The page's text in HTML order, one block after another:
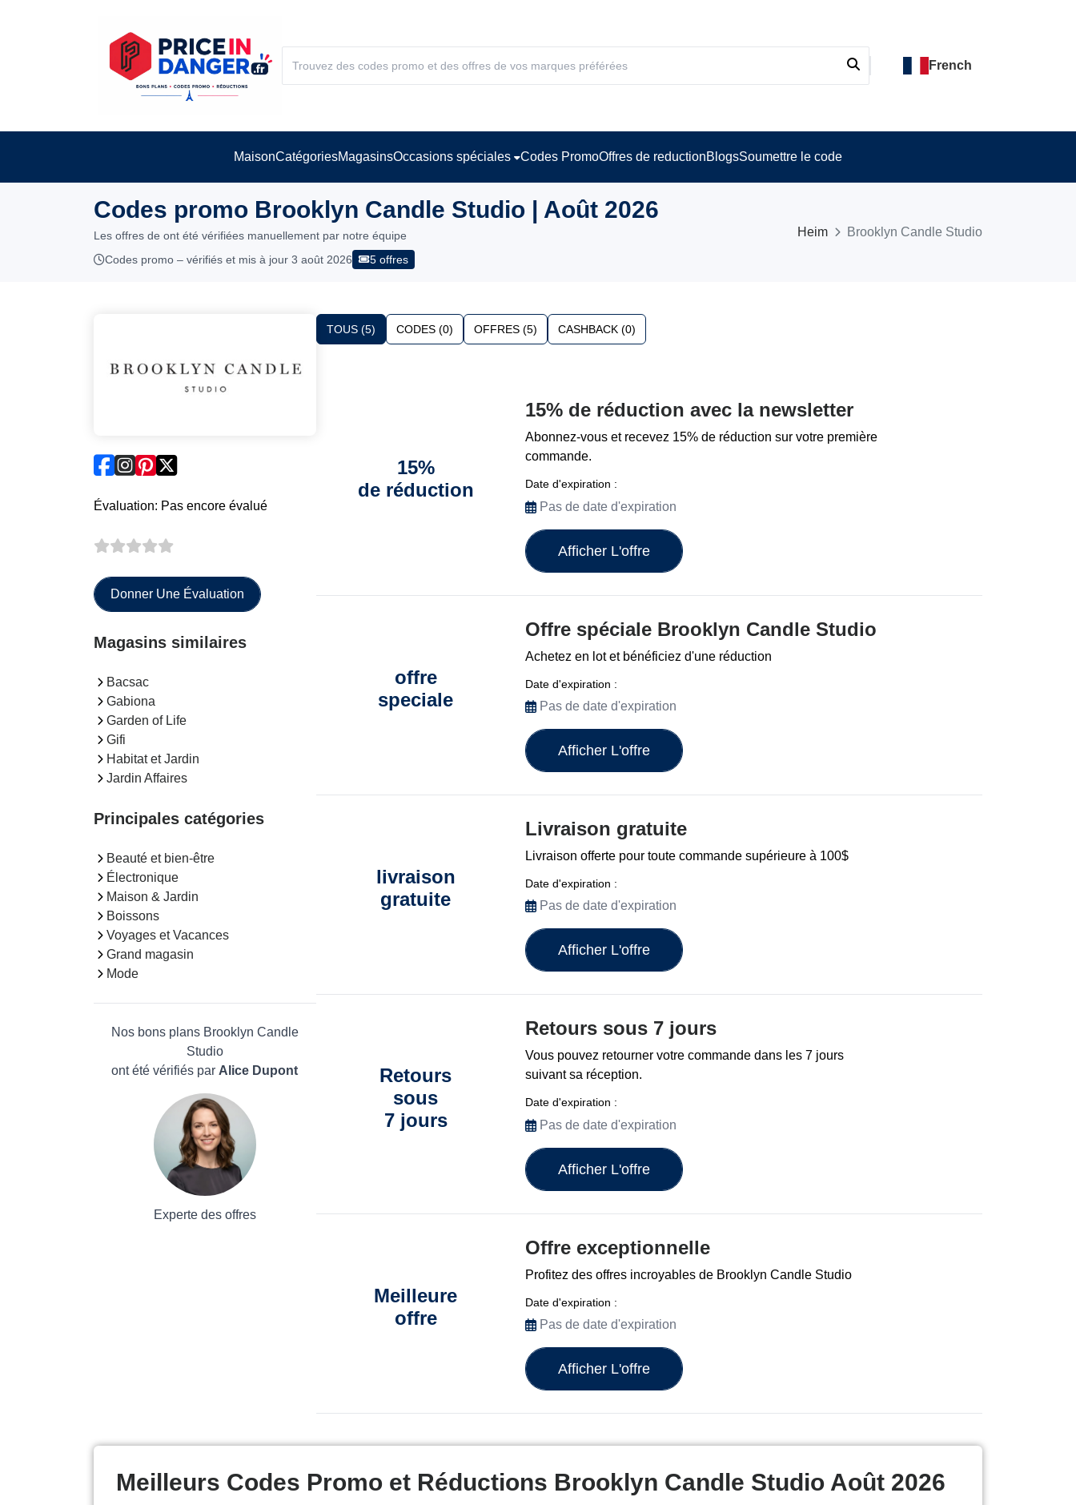
French
MaisonCatégoriesMagasinsOccasions spéciales Codes PromoOffres de reductionBlogsSoumettre le code
Codes promo Brooklyn Candle Studio | Août 2026
Les offres de ont été vérifiées manuellement par notre équipe
Codes promo – vérifiés et mis à jour 3 août 2026
5 offres
Heim Brooklyn Candle Studio
Évaluation: Pas encore évalué
Donner Une Évaluation
Magasins similaires
Bacsac
Gabiona
Garden of Life
Gifi
Habitat et Jardin
Jardin Affaires
Principales catégories
Beauté et bien-être
Électronique
Maison & Jardin
Boissons
Voyages et Vacances
Grand magasin
Mode
Nos bons plans Brooklyn Candle
Studio
ont été vérifiés par Alice Dupont
Experte des offres
TOUS (5) CODES (0) OFFRES (5) CASHBACK (0)
15%
de réduction
15% de réduction avec la newsletter
Abonnez-vous et recevez 15% de réduction sur votre première
commande.
Date d'expiration :
Pas de date d'expiration
Afficher L'offre
offre
speciale
Offre spéciale Brooklyn Candle Studio
Achetez en lot et bénéficiez d'une réduction
Date d'expiration :
Pas de date d'expiration
Afficher L'offre
livraison
gratuite
Livraison gratuite
Livraison offerte pour toute commande supérieure à 100$
Date d'expiration :
Pas de date d'expiration
Afficher L'offre
Retours
sous
7 jours
Retours sous 7 jours
Vous pouvez retourner votre commande dans les 7 jours
suivant sa réception.
Date d'expiration :
Pas de date d'expiration
Afficher L'offre
Meilleure
offre
Offre exceptionnelle
Profitez des offres incroyables de Brooklyn Candle Studio
Date d'expiration :
Pas de date d'expiration
Afficher L'offre
Meilleurs Codes Promo et Réductions Brooklyn Candle Studio Août 2026